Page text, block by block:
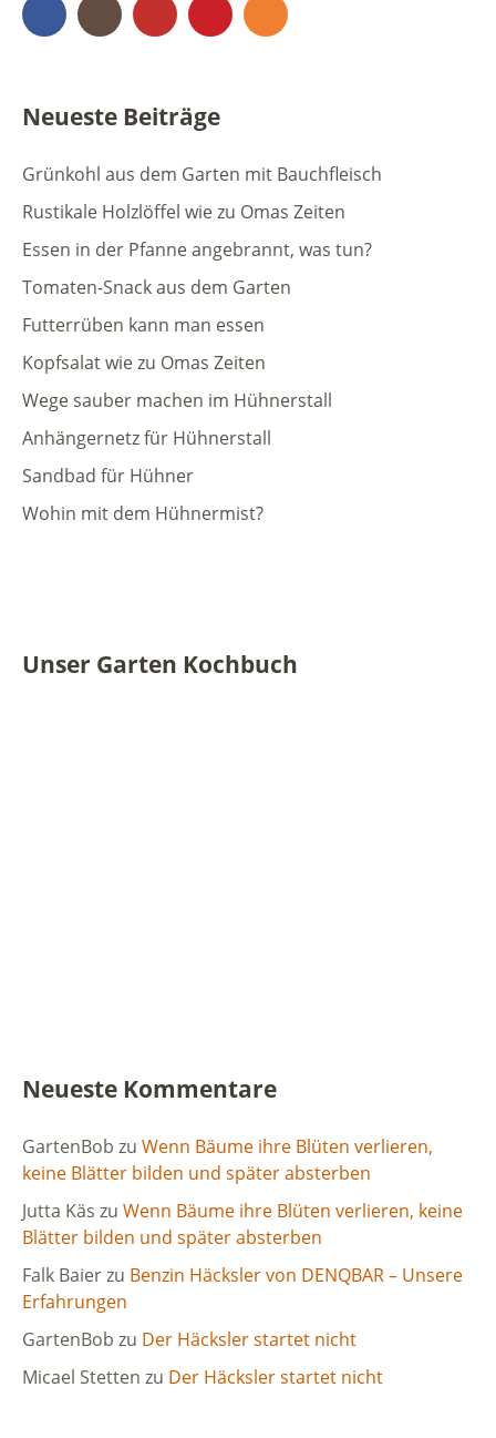
FacebookInstagramYouTubePinterest
Neueste Beiträge
Grünkohl aus dem Garten mit Bauchfleisch
Rustikale Holzlöffel wie zu Omas Zeiten
Essen in der Pfanne angebrannt, was tun?
Tomaten-Snack aus dem Garten
Futterrüben kann man essen
Kopfsalat wie zu Omas Zeiten
Wege sauber machen im Hühnerstall
Anhängernetz für Hühnerstall
Sandbad für Hühner
Wohin mit dem Hühnermist?
Unser Garten Kochbuch
Neueste Kommentare
GartenBob zu Wenn Bäume ihre Blüten verlieren,
keine Blätter bilden und später absterben
Jutta Käs zu Wenn Bäume ihre Blüten verlieren, keine
Blätter bilden und später absterben
Falk Baierzu Benzin Häcksler von DENQBAR – Unsere
Erfahrungen
GartenBob zu Der Häcksler startet nicht
Micael Stetten zu Der Häcksler startet nicht